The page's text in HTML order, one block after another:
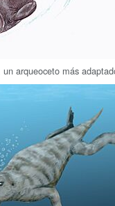
un arqueoceto más